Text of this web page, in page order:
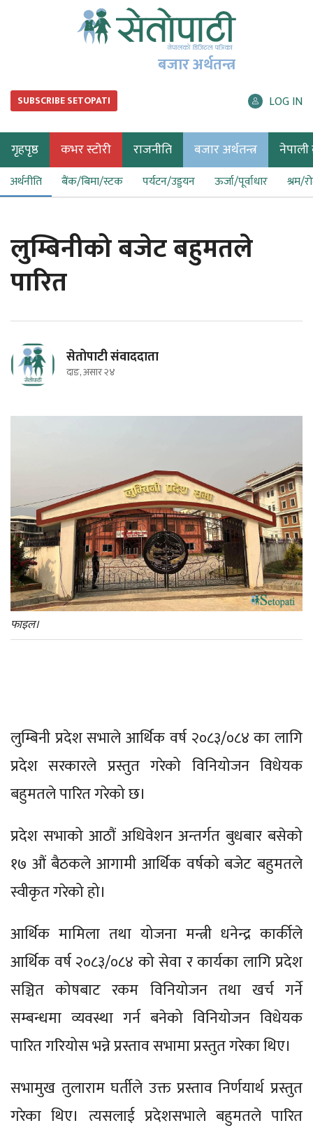
बजार अर्थतन्त्र
SUBSCRIBE SETOPATI LOG IN
गृहपृष्ठ कभर स्टोरी राजनीति बजार अर्थतन्त्र नेपाली
अर्थनीति बैंक/बिमा/स्टक पर्यटन/उड्डयन ऊर्जा/पूर्वाधार श्रम/
लुम्बिनीको बजेट बहुमतले
पारित
सेतोपाटी संवाददाता
दाङ, असार २४
फाइल।
लुम्बिनी प्रदेश सभाले आर्थिक वर्ष २०८३/०८४ का लागि
प्रदेश सरकारले प्रस्तुत गरेको विनियोजन विधेयक
बहुमतले पारित गरेको छ।
प्रदेश सभाको आठौं अधिवेशन अन्तर्गत बुधबार बसेको
१७ औं बैठकले आगामी आर्थिक वर्षको बजेट बहुमतले
स्वीकृत गरेको हो।
आर्थिक मामिला तथा योजना मन्त्री धनेन्द्र कार्कीले
आर्थिक वर्ष २०८३/०८४ को सेवा र कार्यका लागि प्रदेश
सञ्चित कोषबाट रकम विनियोजन तथा खर्च गर्ने
सम्बन्धमा व्यवस्था गर्न बनेको विनियोजन विधेयक
पारित गरियोस भन्ने प्रस्ताव सभामा प्रस्तुत गरेका थिए।
सभामुख तुलाराम घर्तीले उक्त प्रस्ताव निर्णयार्थ प्रस्तुत
गरेका थिए। त्यसलाई प्रदेशसभाले बहुमतले पारित